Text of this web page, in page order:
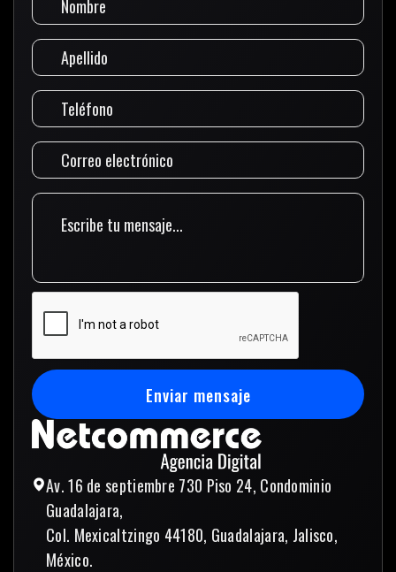
Av. 16 de septiembre 730 Piso 24, Condominio
Guadalajara,
Col. Mexicaltzingo 44180, Guadalajara, Jalisco,
México.
Enviar mensaje
Enviar mensaje